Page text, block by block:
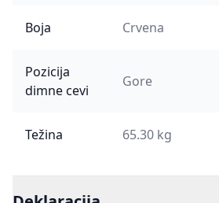
Boja Crvena
Pozicija
dimne cevi
Gore
Težina 65.30 kg